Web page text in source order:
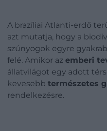
A brazíliai Atlanti-erdő
azt mutatja, hogy a
szúnyogok egyre
felé. Amikor az emberi
állatvilágot egy adott
kevesebb természetes
rendelkezésre.